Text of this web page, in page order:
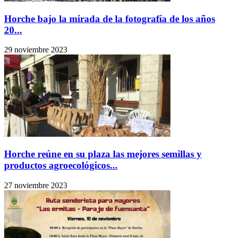
Horche bajo la mirada de la fotografía de los años
20...
29 noviembre 2023
Horche reúne en su plaza las mejores semillas y
productos agroecológicos...
27 noviembre 2023